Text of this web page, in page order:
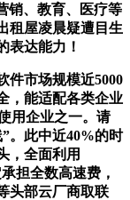
、教育、医疗等
租屋凌晨疑遭目生
表达能力！
市场规模近5000
，能适配各类企业
用企业之一。请
。此中近40%的时
，全面利用
担全数高速费，
头部云厂商取联